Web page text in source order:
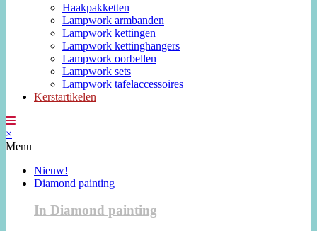
Haakpakketten
Lampwork armbanden
Lampwork kettingen
Lampwork kettinghangers
Lampwork oorbellen
Lampwork sets
Lampwork tafelaccessoires
Kerstartikelen
×
Menu
Nieuw!
Diamond painting
In Diamond painting